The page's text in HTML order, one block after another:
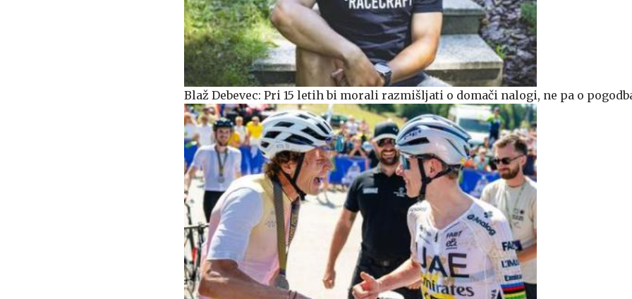
Blaž Debevec: Pri 15 letih bi morali razmišljati o domači nalogi, ne pa o